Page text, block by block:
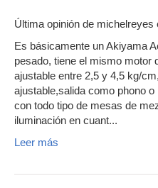
Última opinión de michelreyes
Es básicamente un Akiyama
pesado, tiene el mismo motor
ajustable entre 2,5 y 4,5 kg/
ajustable,salida como phono
con todo tipo de mesas de
iluminación en cuant...
Leer más